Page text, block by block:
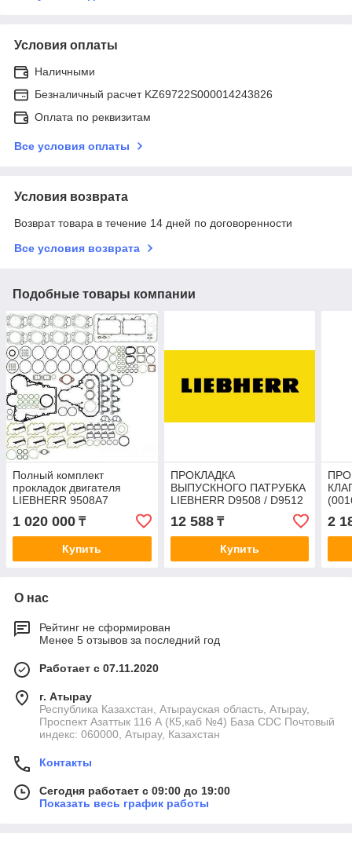
Условия оплаты
Наличными
Безналичный расчет KZ69722S000014243826
Оплата по реквизитам
Все условия оплаты
Условия возврата
Возврат товара в течение 14 дней по договоренности
Все условия возврата
Подобные товары компании
Полный комплект
прокладок двигателя
LIEBHERR 9508A7
1 020 000 ₸
Купить
ПРОКЛАДКА
ВЫПУСКНОГО ПАТРУБКА
LIEBHERR D9508 / D9512
(9078308)
12 588₸
Купить
2
О нас
Рейтинг не сформирован
Менее 5 отзывов за последний год
Работает с 07.11.2020
г. Атырау
Республика Казахстан, Атырауская область, Атырау,
Проспект Азаттык 116 А (К5,каб №4) База CDC Почтовый
индекс: 060000, Атырау, Казахстан
Контакты
Сегодня работает с 09:00 до 19:00
Показать весь график работы